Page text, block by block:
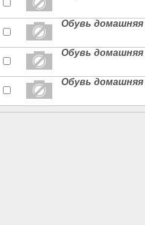
Обувь домашняя
Обувь домашняя
Обувь домашняя